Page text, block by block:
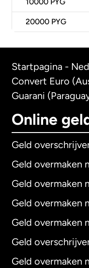
10000 PYG
20000 PYG
Startpagina -
Convert Euro
Guarani
Online
Geld
Geld overmaken
Geld overmaken
Geld overmaken
Geld overmaken
Geld
Geld overmaken